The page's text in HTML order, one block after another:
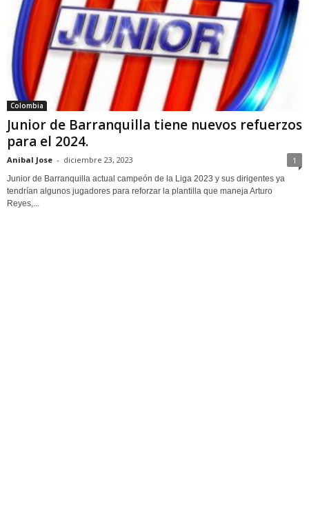
Colombia
Junior de Barranquilla tiene nuevos refuerzos
para el 2024.
Anibal Jose - diciembre 23, 2023 1
Junior de Barranquilla actual campeón de la Liga 2023 y sus dirigentes ya
tendrían algunos jugadores para reforzar la plantilla que maneja Arturo
Reyes,...